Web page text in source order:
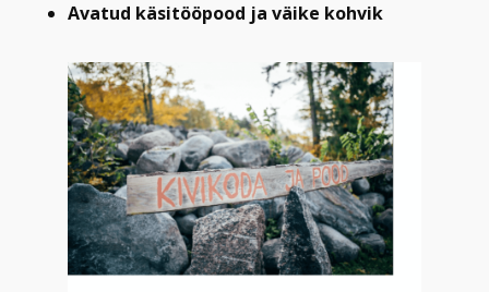
Avatud käsitööpood ja väike kohvik